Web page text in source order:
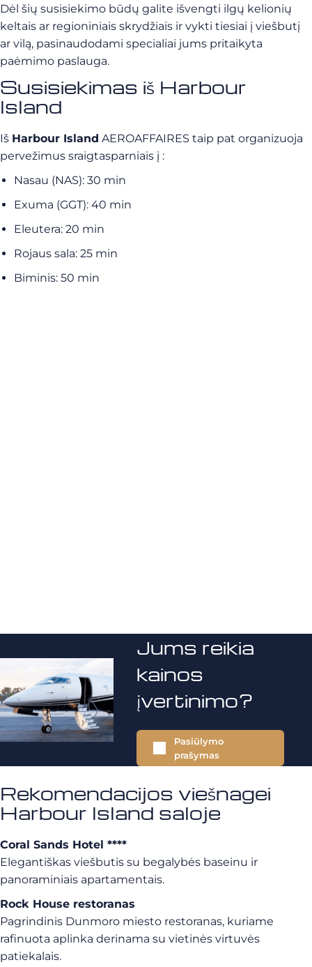
Dėl šių susisiekimo būdų galite išvengti ilgų kelionių
keltais ar regioniniais skrydžiais ir vykti tiesiai į viešbutį
ar vilą, pasinaudodami specialiai jums pritaikyta
paėmimo paslauga.
Susisiekimas iš Harbour
Island
Iš Harbour Island AEROAFFAIRES taip pat organizuoja
pervežimus sraigtasparniais į :
Nasau (NAS): 30 min
Exuma (GGT): 40 min
Eleutera: 20 min
Rojaus sala: 25 min
Biminis: 50 min
Jums reikia
kainos
įvertinimo?
Pasiūlymo
prašymas
Rekomendacijos viešnagei
Harbour Island saloje
Coral Sands Hotel ****
Elegantiškas viešbutis su begalybės baseinu ir
panoraminiais apartamentais.
Rock House restoranas
Pagrindinis Dunmoro miesto restoranas, kuriame
rafinuota aplinka derinama su vietinės virtuvės
patiekalais.